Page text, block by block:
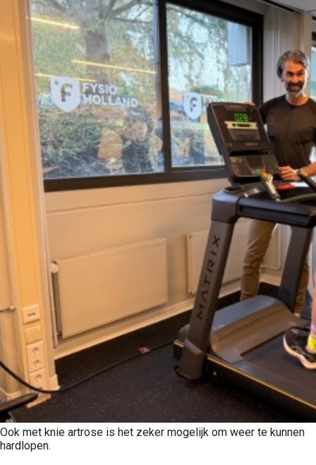
Ook met knie artrose is het zeker mogelijk om weer te kunnen
hardlopen.